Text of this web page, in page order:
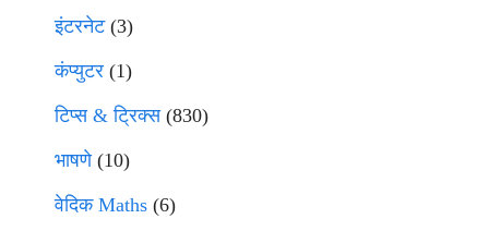
इंटरनेट(3)
कंप्युटर (1)
टिप्स & ट्रिक्स(830)
भाषणे(10)
वेदिक Maths (6)